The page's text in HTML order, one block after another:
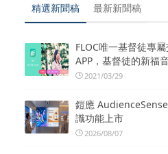
精選新聞稿 最新新聞稿
FLOC唯一基督徒專
APP，基督徒的新福
2021/03/29
鎧應
識功能上市
2026/08/07